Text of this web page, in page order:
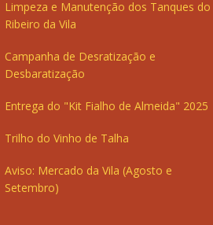
Limpeza e Manutenção dos Tanques do
Ribeiro da Vila
Campanha de Desratização e
Desbaratização
Entrega do "Kit Fialho de Almeida" 2025
Trilho do Vinho de Talha
Aviso: Mercado da Vila (Agosto e
Setembro)